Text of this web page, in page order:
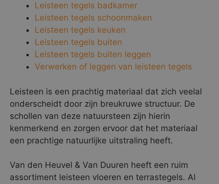
Leisteen tegels badkamer
Leisteen tegels schoonmaken
Leisteen tegels keuken
Leisteen tegels buiten
Leisteen tegels buiten leggen
Verwerken of leggen van leisteen tegels
Leisteen is een prachtig materiaal dat zich veelal
onderscheidt door zijn breukruwe structuur. De
schollen van deze natuursteen zijn hierin
kenmerkend en zorgen ervoor dat het materiaal
een prachtige natuurlijke uitstraling heeft.
Van den Heuvel & Van Duuren heeft een ruim
assortiment leisteen vloeren en terrastegels. Al